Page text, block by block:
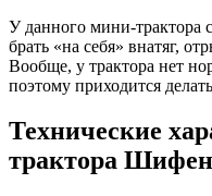
У данного мини-трактора
брать «на себя» внатяг,
Вообще, у трактора нет
поэтому приходится
Технические
трактора